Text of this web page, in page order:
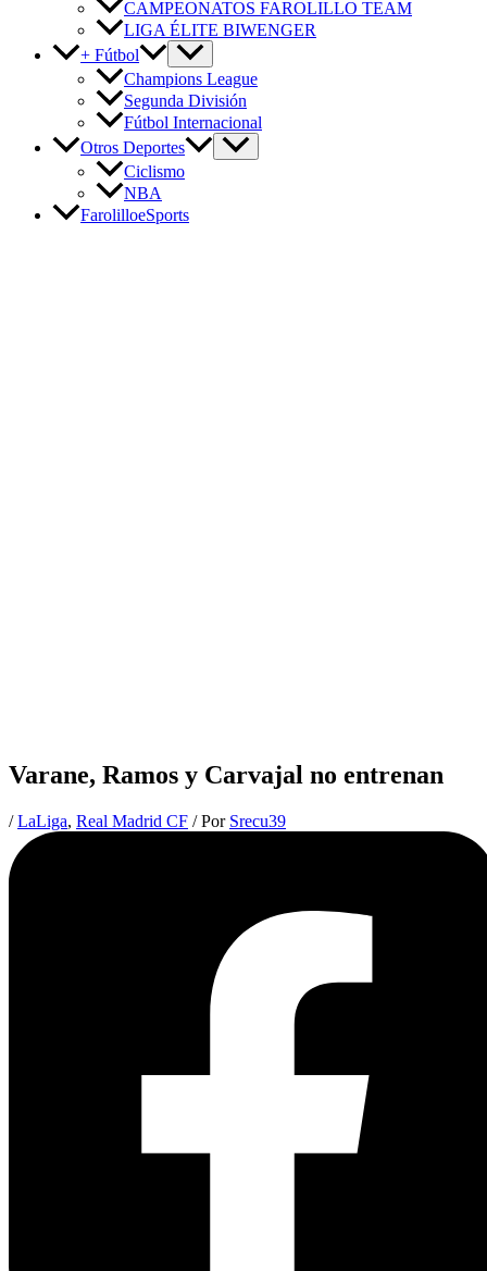
CAMPEONATOS FAROLILLO TEAM
LIGA ÉLITE BIWENGER
+ Fútbol
Champions League
Segunda División
Fútbol Internacional
Otros Deportes
Ciclismo
NBA
FarolilloeSports
Varane, Ramos y Carvajal no entrenan
/LaLiga, Real Madrid CF / Por Srecu39